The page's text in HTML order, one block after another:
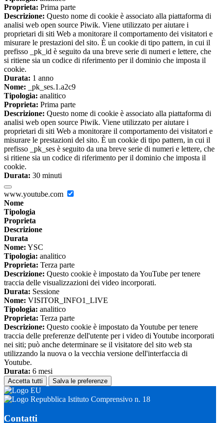
Proprieta: Prima parte
Descrizione: Questo nome di cookie è associato alla piattaforma di
analisi web open source Piwik. Viene utilizzato per aiutare i
proprietari di siti Web a monitorare il comportamento dei visitatori e
misurare le prestazioni del sito. È un cookie di tipo pattern, in cui il
prefisso _pk_id è seguito da una breve serie di numeri e lettere, che
si ritiene sia un codice di riferimento per il dominio che imposta il
cookie.
Durata: 1 anno
Nome: _pk_ses.1.a2c9
Tipologia: analitico
Proprieta: Prima parte
Descrizione: Questo nome di cookie è associato alla piattaforma di
analisi web open source Piwik. Viene utilizzato per aiutare i
proprietari di siti Web a monitorare il comportamento dei visitatori e
misurare le prestazioni del sito. È un cookie di tipo pattern, in cui il
prefisso _pk_ses è seguito da una breve serie di numeri e lettere, che
si ritiene sia un codice di riferimento per il dominio che imposta il
cookie.
Durata: 30 minuti
www.youtube.com
Nome
Tipologia
Proprieta
Descrizione
Durata
Nome: YSC
Tipologia: analitico
Proprieta: Terza parte
Descrizione: Questo cookie è impostato da YouTube per tenere
traccia delle visualizzazioni dei video incorporati.
Durata: Sessione
Nome: VISITOR_INFO1_LIVE
Tipologia: analitico
Proprieta: Terza parte
Descrizione: Questo cookie è impostato da Youtube per tenere
traccia delle preferenze dell'utente per i video di Youtube incorporati
nei siti; può anche determinare se il visitatore del sito web sta
utilizzando la nuova o la vecchia versione dell'interfaccia di
Youtube.
Durata: 6 mesi
Accetta tutti Salva le preferenze
Istituto Comprensivo n. 18
Contatti